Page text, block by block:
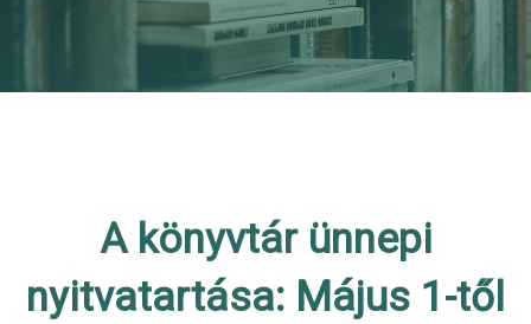
A könyvtár ünnepi
nyitvatartása: Május 1-től